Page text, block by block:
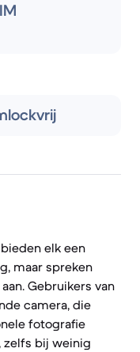
elk een
maar spreken
Gebruikers van
camera, die
fotografie
zelfs bij weinig